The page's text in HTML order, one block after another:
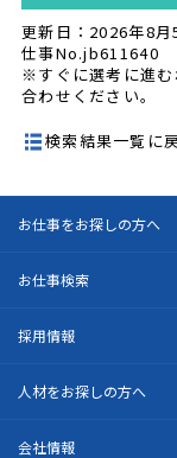
更新日：2026年8月
仕事No.jb611640
※すぐに選考に進む
合わせください。
検索結果一覧に
お仕事をお探しの方へ
お仕事検索
採用情報
人材をお探しの方へ
会社情報